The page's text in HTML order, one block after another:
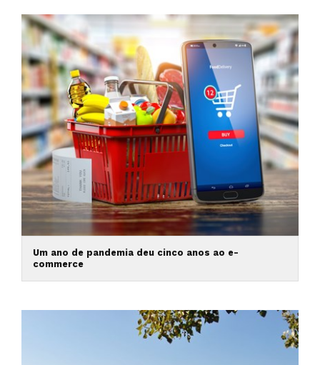
Um ano de pandemia deu cinco anos ao e-
commerce